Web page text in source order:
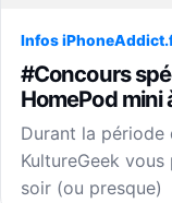
Infos
#Concours
HomePod mini
Durant la période
KultureGeek
soir (ou presque)